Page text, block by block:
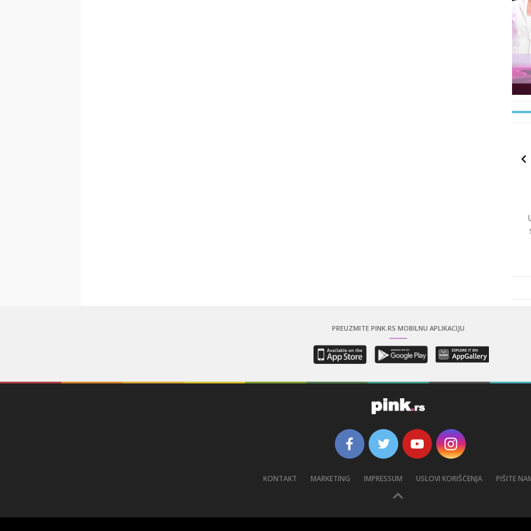
PREUZMITE PINK.RS MOBILNU APLIKACIJU
KONTAKT MARKETING IMPRESSUM USLOVI KORIŠĆENJA PIŠITE